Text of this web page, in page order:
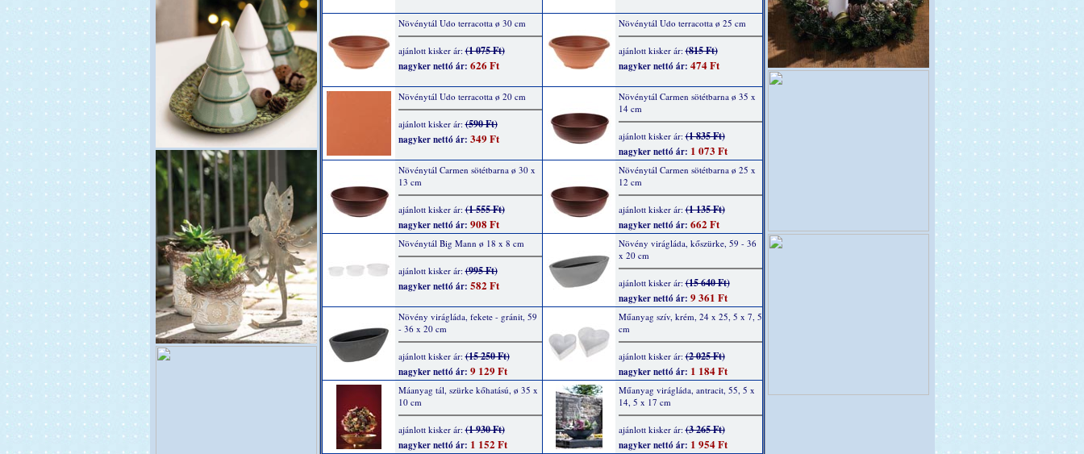
Növénytál Udo terracotta ø 30 cm
ajánlott kisker ár:(1 075 Ft)
nagyker nettó ár: 626 Ft
Növénytál Udo terracotta ø 25 cm
ajánlott kisker ár:(815 Ft)
nagyker nettó ár: 474 Ft
Növénytál Udo terracotta ø 20 cm
ajánlott kisker ár:(590 Ft)
nagyker nettó ár: 349 Ft
Növénytál Carmen sötétbarna ø 35 x
14 cm
ajánlott kisker ár:(1 835 Ft)
nagyker nettó ár: 1 073 Ft
Növénytál Carmen sötétbarna ø 30 x
13 cm
ajánlott kisker ár:(1 555 Ft)
nagyker nettó ár: 908 Ft
Növénytál Carmen sötétbarna ø 25 x
12 cm
ajánlott kisker ár:(1 135 Ft)
nagyker nettó ár: 662 Ft
Növénytál Big Mann ø 18 x 8 cm
ajánlott kisker ár:(995 Ft)
nagyker nettó ár: 582 Ft
Növény virágláda, kőszürke, 59 - 36
x 20 cm
ajánlott kisker ár:(15 640 Ft)
nagyker nettó ár: 9 361 Ft
Növény virágláda, fekete - gránit, 59
- 36 x 20 cm
ajánlott kisker ár:(15 250 Ft)
nagyker nettó ár: 9 129 Ft
Műanyag szív, krém, 24 x 25, 5 x 7, 5
cm
ajánlott kisker ár:(2 025 Ft)
nagyker nettó ár: 1 184 Ft
Máanyag tál, szürke kőhatású, ø 35 x
10 cm
ajánlott kisker ár:(1 930 Ft)
nagyker nettó ár: 1 152 Ft
Műanyag virágláda, antracit, 55, 5 x
14, 5 x 17 cm
ajánlott kisker ár:(3 265 Ft)
nagyker nettó ár: 1 954 Ft